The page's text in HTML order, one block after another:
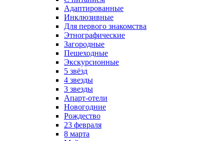
Адаптированные
Инклюзивные
Для первого знакомства
Этнографические
Загородные
Пешеходные
Экскурсионные
5 звёзд
4 звезды
3 звезды
Апарт-отели
Новогодние
Рождество
23 февраля
8 марта